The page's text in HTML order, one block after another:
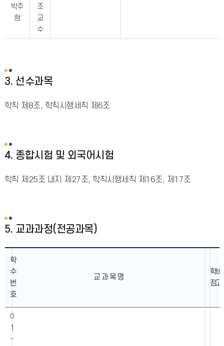
박주
형
조
교
수
3. 선수과목
학칙 제8조, 학칙시행세칙 제6조
4. 종합시험 및 외국어시험
학칙 제25조 내지 제27조, 학칙시행세칙 제16조, 제17조
5. 교과과정(전공과목)
학
수
번
호
교 과 목 명
학
점
비
고
0
1
-